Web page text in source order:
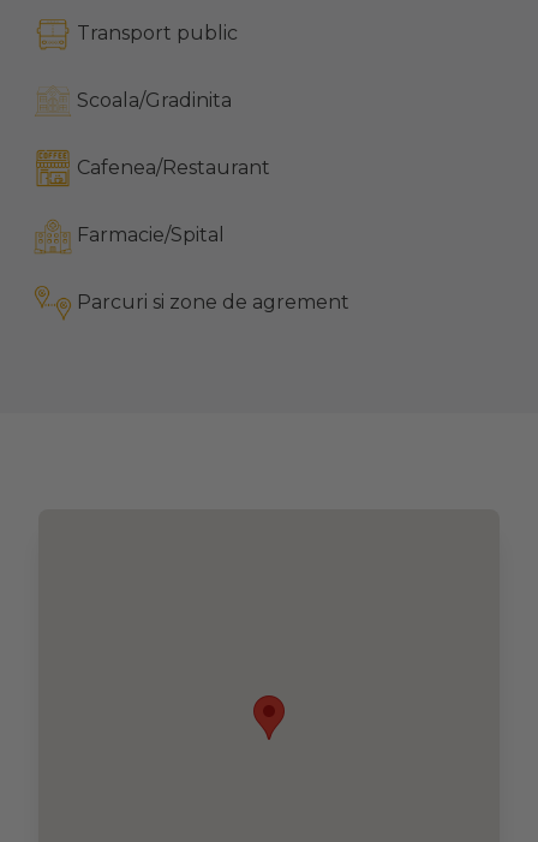
Transport public
Scoala/Gradinita
Cafenea/Restaurant
Farmacie/Spital
Parcuri si zone de agrement